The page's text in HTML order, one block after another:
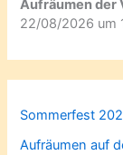
Aufräumen der
22/08/2026 um
Sommerfest
Aufräumen auf